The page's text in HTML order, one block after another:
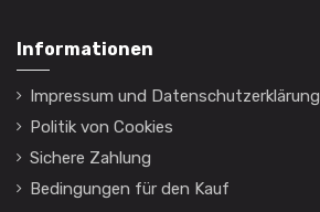
Informationen
Impressum und Datenschutzerklärung
Politik von Cookies
Sichere Zahlung
Bedingungen für den Kauf